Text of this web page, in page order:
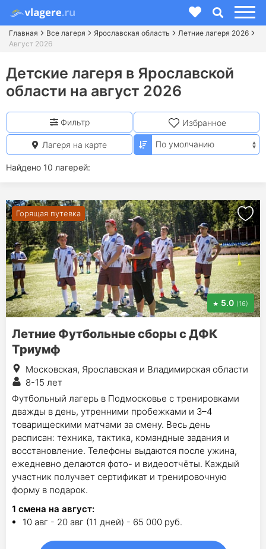
Главная Все лагеря Ярославская область
Летние лагеря 2026
Август 2026
Детские лагеря в Ярославской
области на август 2026
Найдено 10 лагерей:
Фильтр Избранное
Лагеря на карте
Горящая путевка
5.0 (16)
Летние Футбольные сборы с ДФК
Триумф
Московская, Ярославская и Владимирская области
8-15 лет
Футбольный лагерь в Подмосковье с тренировками
дважды в день, утренними пробежками и 3–4
товарищескими матчами за смену. Весь день
расписан: техника, тактика, командные задания и
восстановление. Телефоны выдаются после ужина,
ежедневно делаются фото- и видеоотчёты. Каждый
участник получает сертификат и тренировочную
форму в подарок.
1 смена на август:
10 авг - 20 авг (11 дней) - 65 000 руб.